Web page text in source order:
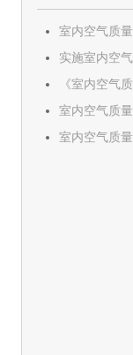
室内空气质
实施室内空
《室内空气
室内空气质
室内空气质